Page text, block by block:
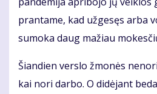
pran­ta­me, kad už­ge­sęs ar­ba
su­mo­ka daug ma­žiau
Šian­dien ver­slo žmo­nės
kai no­ri dar­bo. O di­dė­jant